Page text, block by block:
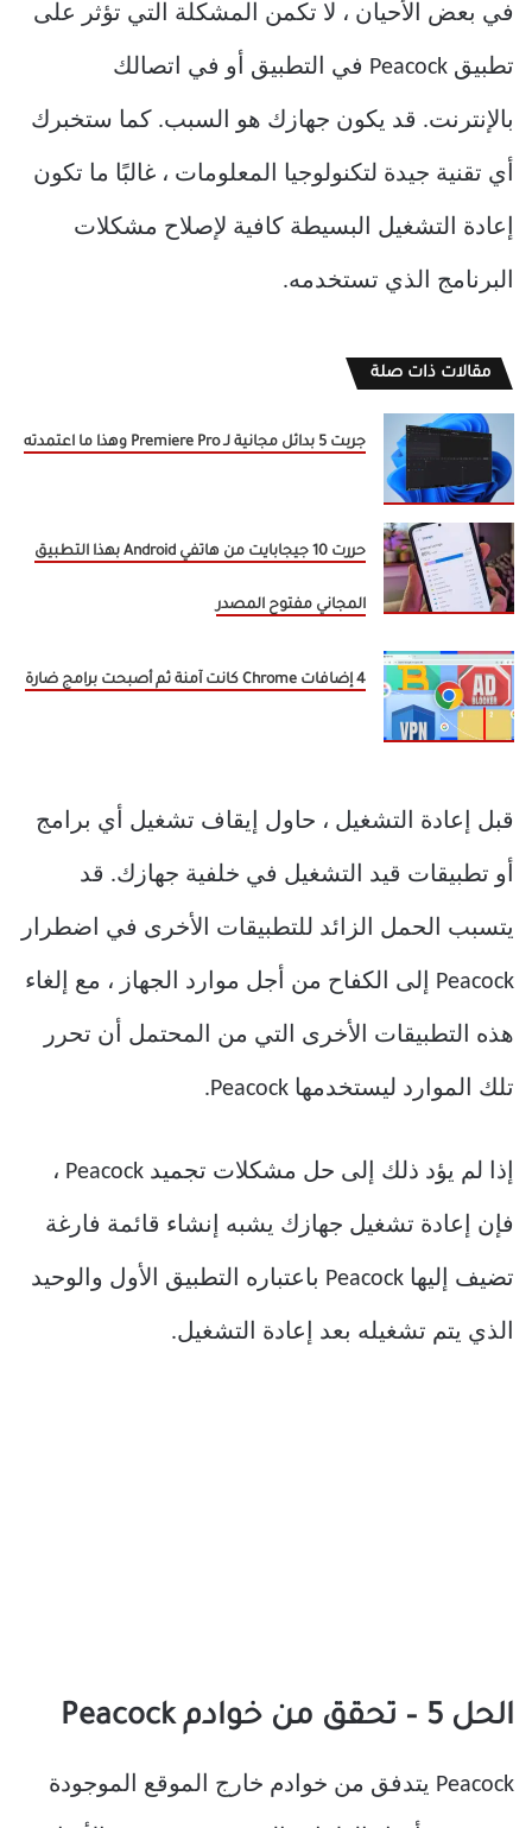
في بعض الأحيان ، لا تكمن المشكلة التي تؤثر على
تطبيق Peacock في التطبيق أو في اتصالك
بالإنترنت. قد يكون جهازك هو السبب. كما ستخبرك
أي تقنية جيدة لتكنولوجيا المعلومات ، غالبًا ما تكون
إعادة التشغيل البسيطة كافية لإصلاح مشكلات
البرنامج الذي تستخدمه.
مقالات ذات صلة
جربت 5 بدائل مجانية لـ Premiere Pro وهذا ما اعتمدته
حررت 10 جيجابايت من هاتفي Android بهذا التطبيق
المجاني مفتوح المصدر
4 إضافات Chrome كانت آمنة ثم أصبحت برامج ضارة
قبل إعادة التشغيل ، حاول إيقاف تشغيل أي برامج
أو تطبيقات قيد التشغيل في خلفية جهازك. قد
يتسبب الحمل الزائد للتطبيقات الأخرى في اضطرار
Peacock إلى الكفاح من أجل موارد الجهاز ، مع إلغاء
هذه التطبيقات الأخرى التي من المحتمل أن تحرر
تلك الموارد ليستخدمها Peacock.
إذا لم يؤد ذلك إلى حل مشكلات تجميد Peacock ،
فإن إعادة تشغيل جهازك يشبه إنشاء قائمة فارغة
تضيف إليها Peacock باعتباره التطبيق الأول والوحيد
الذي يتم تشغيله بعد إعادة التشغيل.
الحل 5 – تحقق من خوادم Peacock
Peacock يتدفق من خوادم خارج الموقع الموجودة